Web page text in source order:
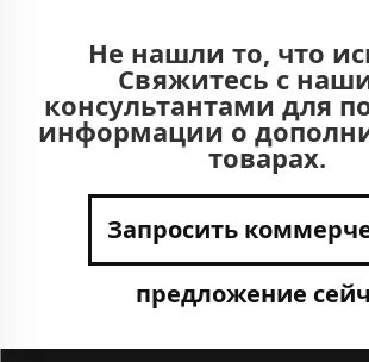
Не нашли то, что
Свяжитесь с
консультантами для
информации о
товарах.
Запросить
предложение